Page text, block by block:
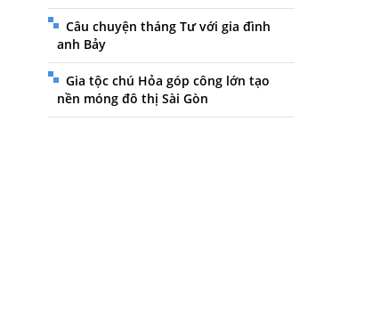
Câu chuyện tháng Tư với gia đình
anh Bảy
Gia tộc chú Hỏa góp công lớn tạo
nền móng đô thị Sài Gòn